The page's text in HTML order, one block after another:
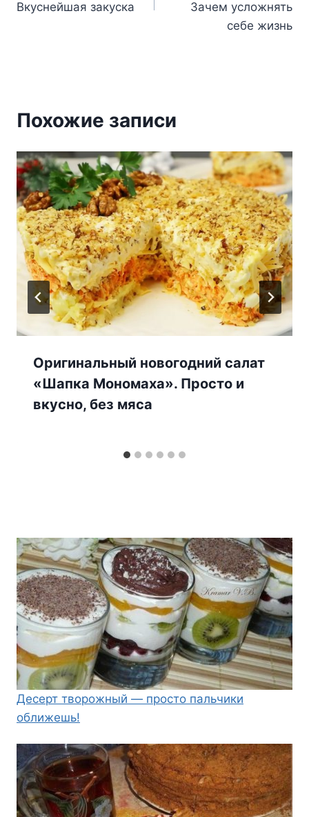
записям
Вкуснейшая закуска
Зачем усложнять
себе жизнь
Похожие записи
Оригинальный новогодний салат
«Шапка Мономаха». Просто и
вкусно, без мяса
Десерт творожный — просто пальчики
оближешь!